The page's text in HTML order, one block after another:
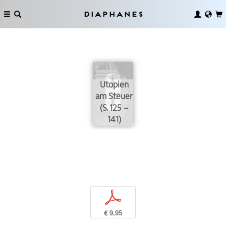
Diaphanes
Utopien
am Steuer
(S. 125 –
141)
p
€ 9,95